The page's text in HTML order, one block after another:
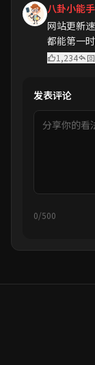
八卦小能手
网站更新
都能第一
1,234
发表评论
0/500